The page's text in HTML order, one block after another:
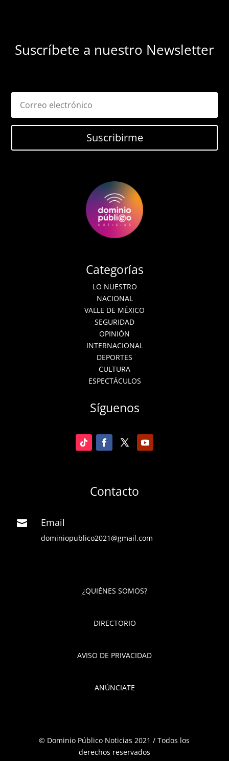
Suscríbete a nuestro Newsletter
Suscribirme
Categorías
LO NUESTRO
NACIONAL
VALLE DE MÉXICO
SEGURIDAD
OPINIÓN
INTERNACIONAL
DEPORTES
CULTURA
ESPECTÁCULOS
Síguenos
Contacto
 Email
dominiopublico2021@gmail.com
¿QUIÉNES SOMOS?
DIRECTORIO
AVISO DE PRIVACIDAD
ANÚNCIATE
© Dominio Público Noticias 2021 / Todos los
derechos reservados